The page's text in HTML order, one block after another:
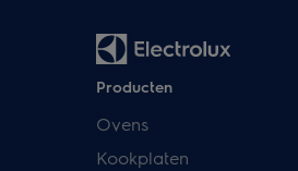
Producten
Ovens
Kookplaten